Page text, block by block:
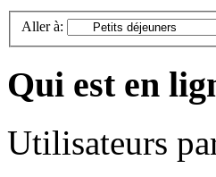
Aller à:
Qui est en
Utilisateurs